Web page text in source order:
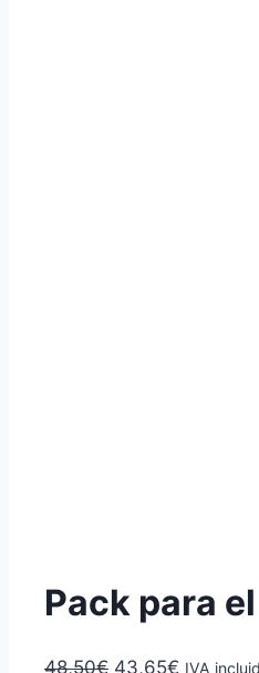
Pack para
48,50€ El
43,65€ El
IVA